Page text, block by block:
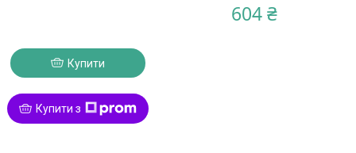
604 ₴
Купити
Купити з